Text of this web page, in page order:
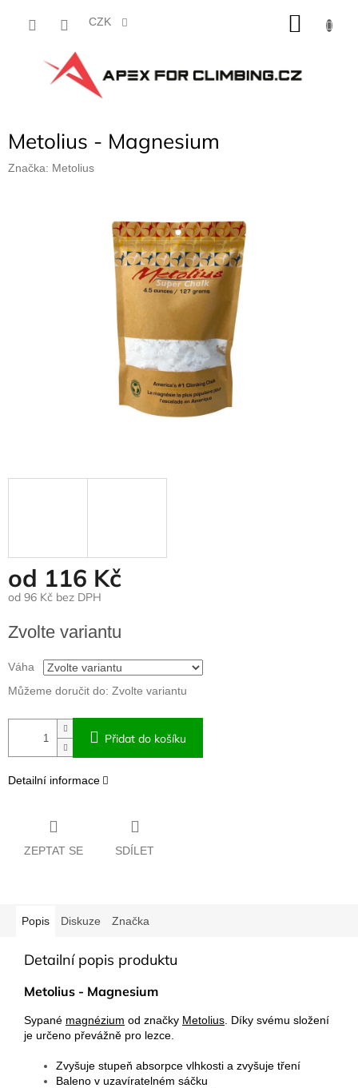
CZK
Metolius - Magnesium
Značka: Metolius
od 116 Kč
od 96 Kč bez DPH
cena:
Zvolte variantu
Váha
Můžeme doručit do: Zvolte variantu
Přidat do košíku
Detailní informace
ZEPTAT SE SDÍLET
Popis Diskuze Značka
Detailní popis produktu
Metolius - Magnesium
Sypané magnézium od značky Metolius . Díky svému složení
je určeno převážně pro lezce.
Zvyšuje stupeň absorpce vlhkosti a zvyšuje tření
Baleno v uzavíratelném sáčku